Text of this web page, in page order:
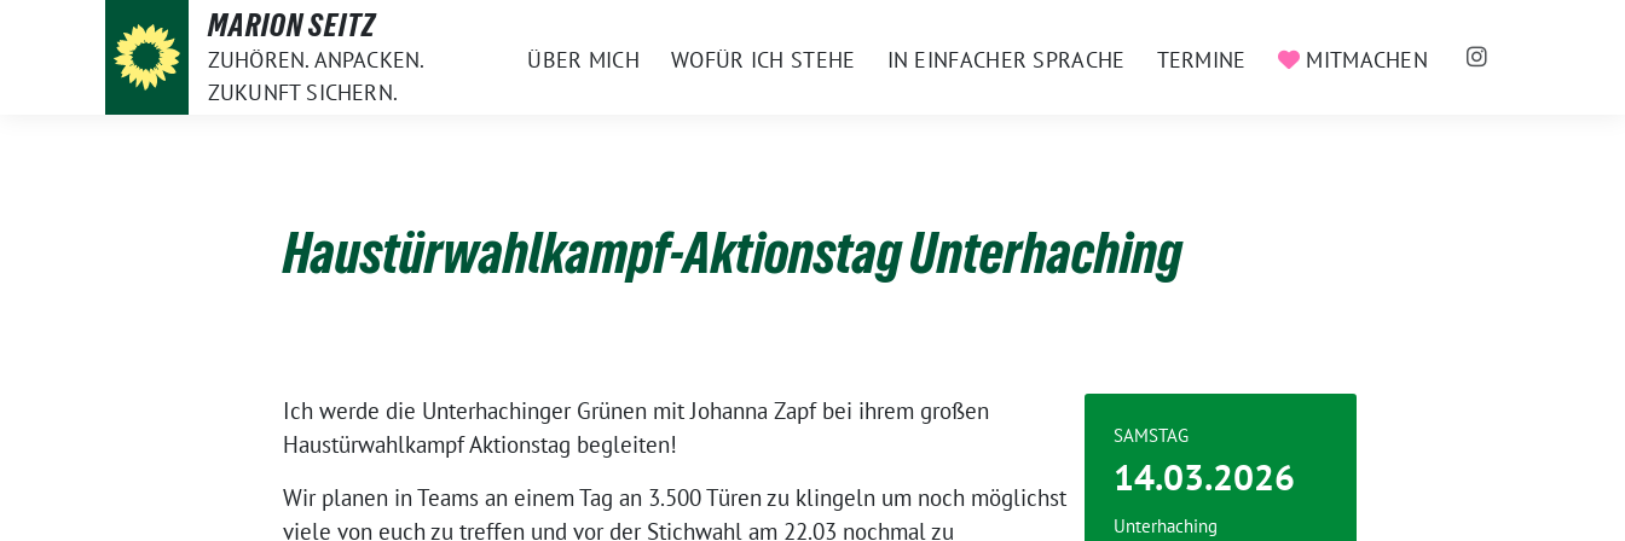
MARION SEITZ
ZUHÖREN. ANPACKEN.
ZUKUNFT SICHERN.
ÜBER MICH WOFÜR ICH STEHE IN EINFACHER SPRACHE TERMINE MITMACHEN
Haustürwahlkampf-Aktionstag Unterhaching
Ich werde die Unterhachinger Grünen mit Johanna Zapf bei ihrem großen
Haustürwahlkampf Aktionstag begleiten!
Wir planen in Teams an einem Tag an 3.500 Türen zu klingeln um noch möglichst
viele von euch zu treffen und vor der Stichwahl am 22.03 nochmal zu
SAMSTAG
14.03.2026
Unterhaching